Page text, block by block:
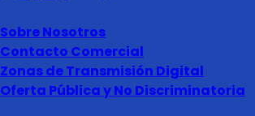
Sobre Nosotros
Contacto Comercial
Zonas de Transmisión Digital
Oferta Pública y No Discriminatoria